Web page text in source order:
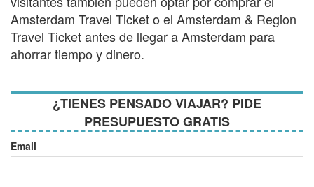
Amsterdam Travel Ticket o el Amsterdam & Region
Travel Ticket antes de llegar a Amsterdam para
ahorrar tiempo y dinero.
¿TIENES PENSADO VIAJAR? PIDE
PRESUPUESTO GRATIS
Email